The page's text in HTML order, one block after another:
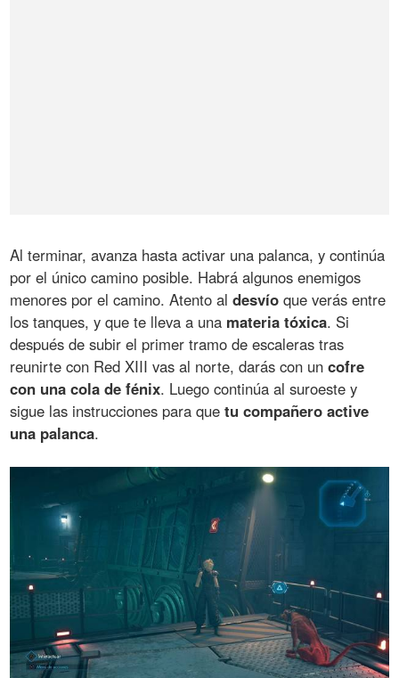
Al terminar, avanza hasta activar una palanca, y continúa
por el único camino posible. Habrá algunos enemigos
menores por el camino. Atento aldesvío que verás entre
los tanques, y que te lleva a una materia tóxica. Si
después de subir el primer tramo de escaleras tras
reunirte con Red XIII vas al norte, darás con uncofre
con una cola de fénix. Luego continúa al suroeste y
sigue las instrucciones para quetu compañero active
una palanca.